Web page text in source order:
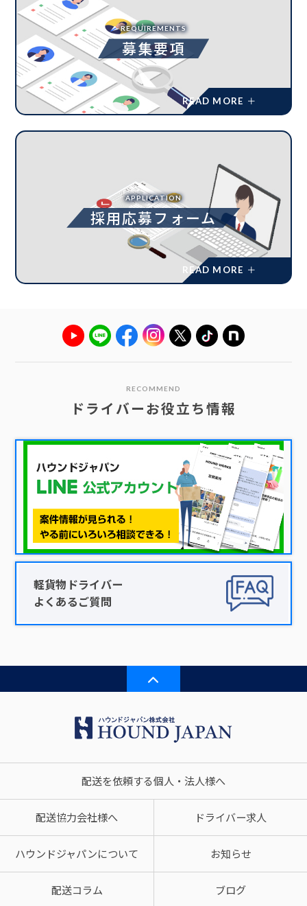
REQUIREMENTS
募集要項
APPLICATION
採用応募フォーム
RECOMMEND
ドライバーお役立ち情報
軽貨物ドライバー
よくあるご質問
配送を依頼する個人・法人様へ
配送協力会社様へ ドライバー求人
ハウンドジャパンについて お知らせ
配送コラム ブログ